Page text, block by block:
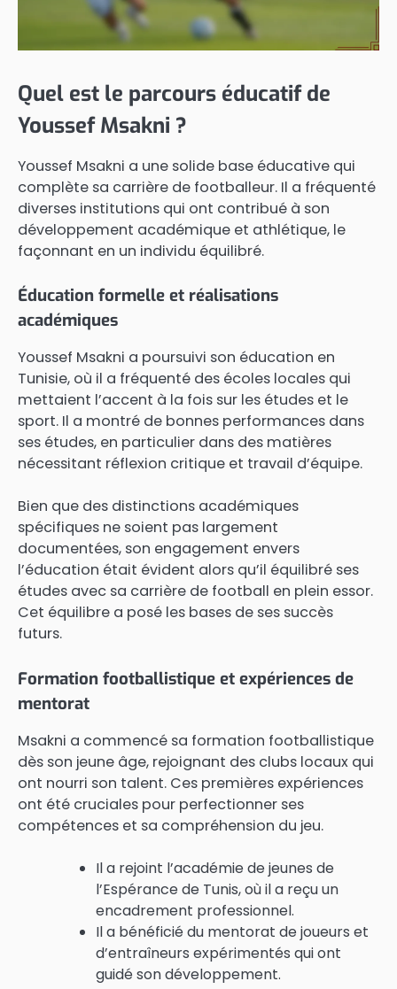
Quel est le parcours éducatif de
Youssef Msakni ?
Youssef Msakni a une solide base éducative qui
complète sa carrière de footballeur. Il a fréquenté
diverses institutions qui ont contribué à son
développement académique et athlétique, le
façonnant en un individu équilibré.
Éducation formelle et réalisations
académiques
Youssef Msakni a poursuivi son éducation en
Tunisie, où il a fréquenté des écoles locales qui
mettaient l’accent à la fois sur les études et le
sport. Il a montré de bonnes performances dans
ses études, en particulier dans des matières
nécessitant réflexion critique et travail d’équipe.
Bien que des distinctions académiques
spécifiques ne soient pas largement
documentées, son engagement envers
l’éducation était évident alors qu’il équilibré ses
études avec sa carrière de football en plein essor.
Cet équilibre a posé les bases de ses succès
futurs.
Formation footballistique et expériences de
mentorat
Msakni a commencé sa formation footballistique
dès son jeune âge, rejoignant des clubs locaux qui
ont nourri son talent. Ces premières expériences
ont été cruciales pour perfectionner ses
compétences et sa compréhension du jeu.
Il a rejoint l’académie de jeunes de
l’Espérance de Tunis, où il a reçu un
encadrement professionnel.
Il a bénéficié du mentorat de joueurs et
d’entraîneurs expérimentés qui ont
guidé son développement.